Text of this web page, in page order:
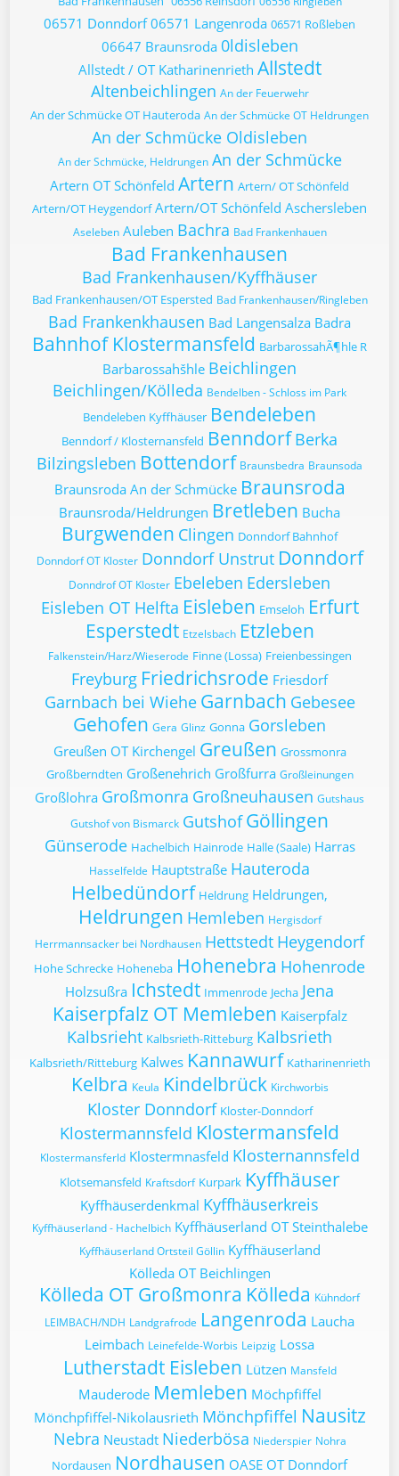
06571 Donndorf 06571 Langenroda 06571 Roßleben
06647 Braunsroda 0ldisleben
Allstedt / OT Katharinenrieth Allstedt
Altenbeichlingen An der Feuerwehr
An der Schmücke OT Hauteroda An der Schmücke OT Heldrungen
An der Schmücke Oldisleben
An der Schmücke, Heldrungen An der Schmücke
Artern OT Schönfeld Artern Artern/ OT Schönfeld
Artern/OT Heygendorf Artern/OT Schönfeld Aschersleben
Aseleben Auleben Bachra Bad Frankenhauen
Bad Frankenhausen
Bad Frankenhausen/Kyffhäuser
Bad Frankenhausen/OT Espersted Bad Frankenhausen/Ringleben
Bad Frankenkhausen Bad Langensalza Badra
Bahnhof Klostermansfeld BarbarossahÃ¶hle R
Barbarossahšhle Beichlingen
Beichlingen/Kölleda Bendelben - Schloss im Park
Bendeleben Kyffhäuser Bendeleben
Benndorf / Klosternansfeld Benndorf Berka
Bilzingsleben Bottendorf Braunsbedra Braunsoda
Braunsroda An der Schmücke Braunsroda
Braunsroda/Heldrungen Bretleben Bucha
Burgwenden Clingen Donndorf Bahnhof
Donndorf OT Kloster Donndorf Unstrut Donndorf
Donndrof OT Kloster Ebeleben Edersleben
Eisleben OT Helfta Eisleben Emseloh Erfurt
Esperstedt Etzelsbach Etzleben
Falkenstein/Harz/Wieserode Finne (Lossa) Freienbessingen
Freyburg Friedrichsrode Friesdorf
Garnbach bei Wiehe Garnbach Gebesee
Gehofen Gera Glinz Gonna Gorsleben
Greußen OT Kirchengel Greußen Grossmonra
Großberndten Großenehrich Großfurra Großleinungen
Großlohra Großmonra Großneuhausen Gutshaus
Gutshof von Bismarck Gutshof Göllingen
Günserode Hachelbich Hainrode Halle (Saale) Harras
Hasselfelde Hauptstraße Hauteroda
Helbedündorf Heldrung Heldrungen,
Heldrungen Hemleben Hergisdorf
Herrmannsacker bei Nordhausen Hettstedt Heygendorf
Hohe Schrecke Hoheneba Hohenebra Hohenrode
Holzsußra Ichstedt Immenrode Jecha Jena
Kaiserpfalz OT Memleben Kaiserpfalz
Kalbsrieht Kalbsrieth-Ritteburg Kalbsrieth
Kalbsrieth/Ritteburg Kalwes Kannawurf Katharinenrieth
Kelbra Keula Kindelbrück Kirchworbis
Kloster Donndorf Kloster-Donndorf
Klostermannsfeld Klostermansfeld
Klostermansferld Klostermnasfeld Klosternannsfeld
Klotsemansfeld Kraftsdorf Kurpark Kyffhäuser
Kyffhäuserdenkmal Kyffhäuserkreis
Kyffhäuserland - Hachelbich Kyffhäuserland OT Steinthalebe
Kyffhäuserland Ortsteil Göllin Kyffhäuserland
Kölleda OT Beichlingen
Kölleda OT Großmonra Kölleda Kühndorf
LEIMBACH/NDH Landgrafrode Langenroda Laucha
Leimbach Leinefelde-Worbis Leipzig Lossa
Lutherstadt Eisleben Lützen Mansfeld
Mauderode Memleben Möchpfiffel
Mönchpfiffel-Nikolausrieth Mönchpfiffel Nausitz
Nebra Neustadt Niederbösa Niederspier Nohra
Nordausen Nordhausen OASE OT Donndorf